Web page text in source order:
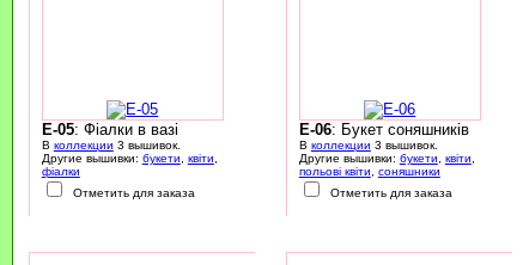
E-05: Фіалки в вазі
В коллекции 3 вышивок.
Другие вышивки: букети квіти
фіалки
Отметить для заказа
E-06: Букет соняшників
В коллекции 3 вышивок.
Другие вышивки: букети квіти
польові квіти
соняшники
Отметить для заказа